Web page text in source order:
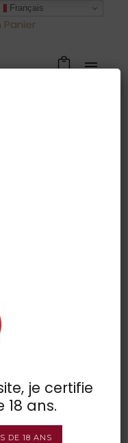
Panier
offset
Français
je certifie
18 ans.
DE 18 ANS